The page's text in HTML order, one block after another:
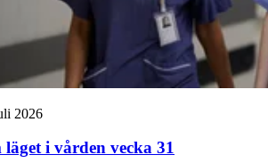
2026
i vården vecka 31